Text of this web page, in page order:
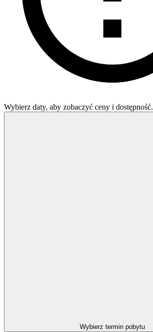
Wybierz daty, aby zobaczyć ceny i dostępność.
Wybierz termin pobytu